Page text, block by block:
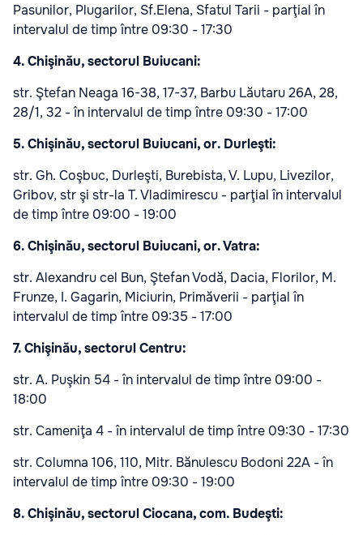
Pasunilor, Plugarilor, Sf.Elena, Sfatul Tarii - parţial în
intervalul de timp între 09:30 - 17:30
4. Chişinău, sectorul Buiucani:
str. Ştefan Neaga 16-38, 17-37, Barbu Lăutaru 26A, 28,
28/1, 32 - în intervalul de timp între 09:30 - 17:00
5. Chişinău, sectorul Buiucani, or. Durleşti:
str. Gh. Coşbuc, Durleşti, Burebista, V. Lupu, Livezilor,
Gribov, str şi str-la T. Vladimirescu - parţial în intervalul
de timp între 09:00 - 19:00
6. Chişinău, sectorul Buiucani, or. Vatra:
str. Alexandru cel Bun, Ştefan Vodă, Dacia, Florilor, M.
Frunze, I. Gagarin, Miciurin, Primăverii - parţial în
intervalul de timp între 09:35 - 17:00
7. Chişinău, sectorul Centru:
str. A. Puşkin 54 - în intervalul de timp între 09:00 -
18:00
str. Cameniţa 4 - în intervalul de timp între 09:30 - 17:30
str. Columna 106, 110, Mitr. Bănulescu Bodoni 22A - în
intervalul de timp între 09:30 - 19:00
8. Chişinău, sectorul Ciocana, com. Budeşti: